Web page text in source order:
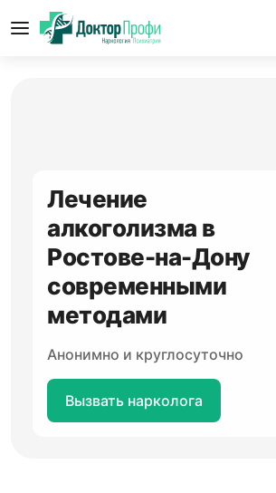
Лечение
алкоголизма в
Ростове-на-Дону
современными
методами
Анонимно и круглосуточно
Вызвать нарколога